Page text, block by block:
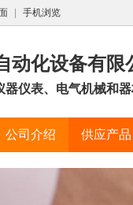
手机浏览
动化设备有限
器仪表、电气机械和
公司介绍 供应产品